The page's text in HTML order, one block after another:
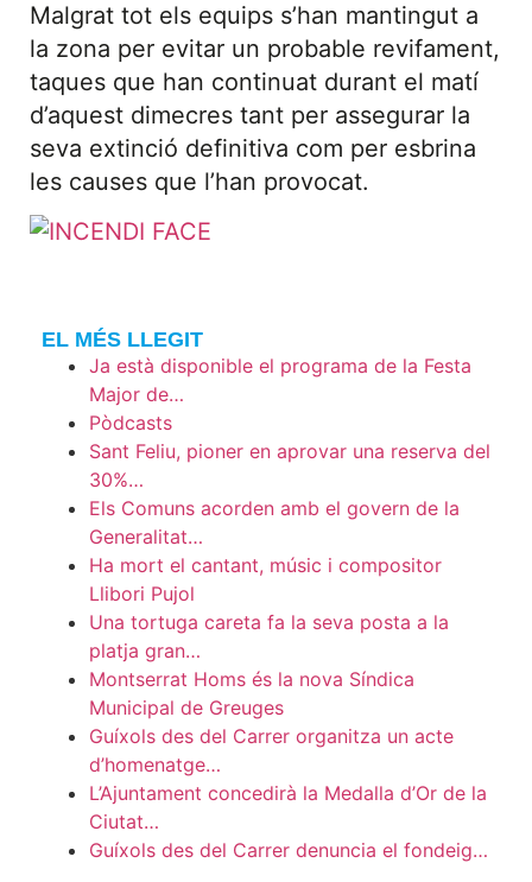
Malgrat tot els equips s’han mantingut a
la zona per evitar un probable revifament,
taques que han continuat durant el matí
d’aquest dimecres tant per assegurar la
seva extinció definitiva com per esbrina
les causes que l’han provocat.
EL MÉS LLEGIT
Ja està disponible el programa de la Festa
Major de…
Pòdcasts
Sant Feliu, pioner en aprovar una reserva del
30%…
Els Comuns acorden amb el govern de la
Generalitat…
Ha mort el cantant, músic i compositor
Llibori Pujol
Una tortuga careta fa la seva posta a la
platja gran…
Montserrat Homs és la nova Síndica
Municipal de Greuges
Guíxols des del Carrer organitza un acte
d’homenatge…
L’Ajuntament concedirà la Medalla d’Or de la
Ciutat…
Guíxols des del Carrer denuncia el fondeig…